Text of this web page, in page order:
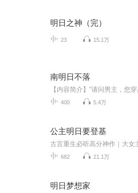
明日之神（完）
23 15.1万
南明日不落
400 5.4万
公主明日要登基
682 21.1万
明日梦想家